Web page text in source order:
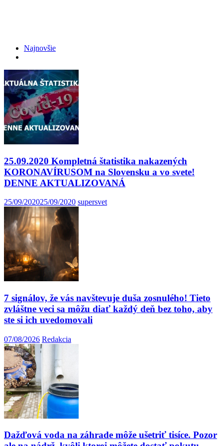
Najnovšie
25.09.2020 Kompletná štatistika nakazených
KORONAVÍRUSOM na Slovensku a vo svete!
DENNE AKTUALIZOVANÁ
25/09/202025/09/2020 supersvet
7 signálov, že vás navštevuje duša zosnulého! Tieto
zvláštne veci sa môžu diať každý deň bez toho, aby
ste si ich uvedomovali
07/08/2026 Redakcia
Dažďová voda na záhrade môže ušetriť tisíce. Pozor